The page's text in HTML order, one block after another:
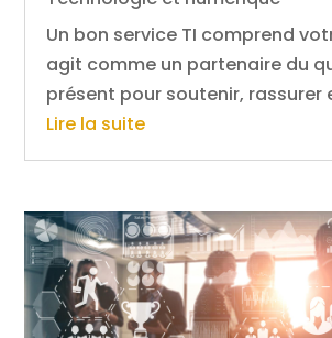
Un bon service TI comprend
agit comme un partenaire du
présent pour soutenir, rassurer
Lire la suite